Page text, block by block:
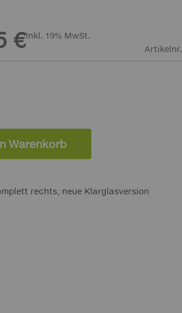
€Inkl. 19% MwSt.
Artikelnr.
Warenkorb
rechts, neue Klarglasversion